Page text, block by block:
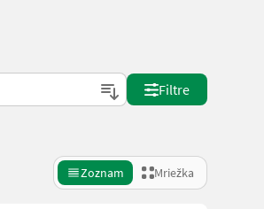
Filtre
Zoznam Mriežka